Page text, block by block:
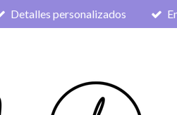
Detalles personalizados